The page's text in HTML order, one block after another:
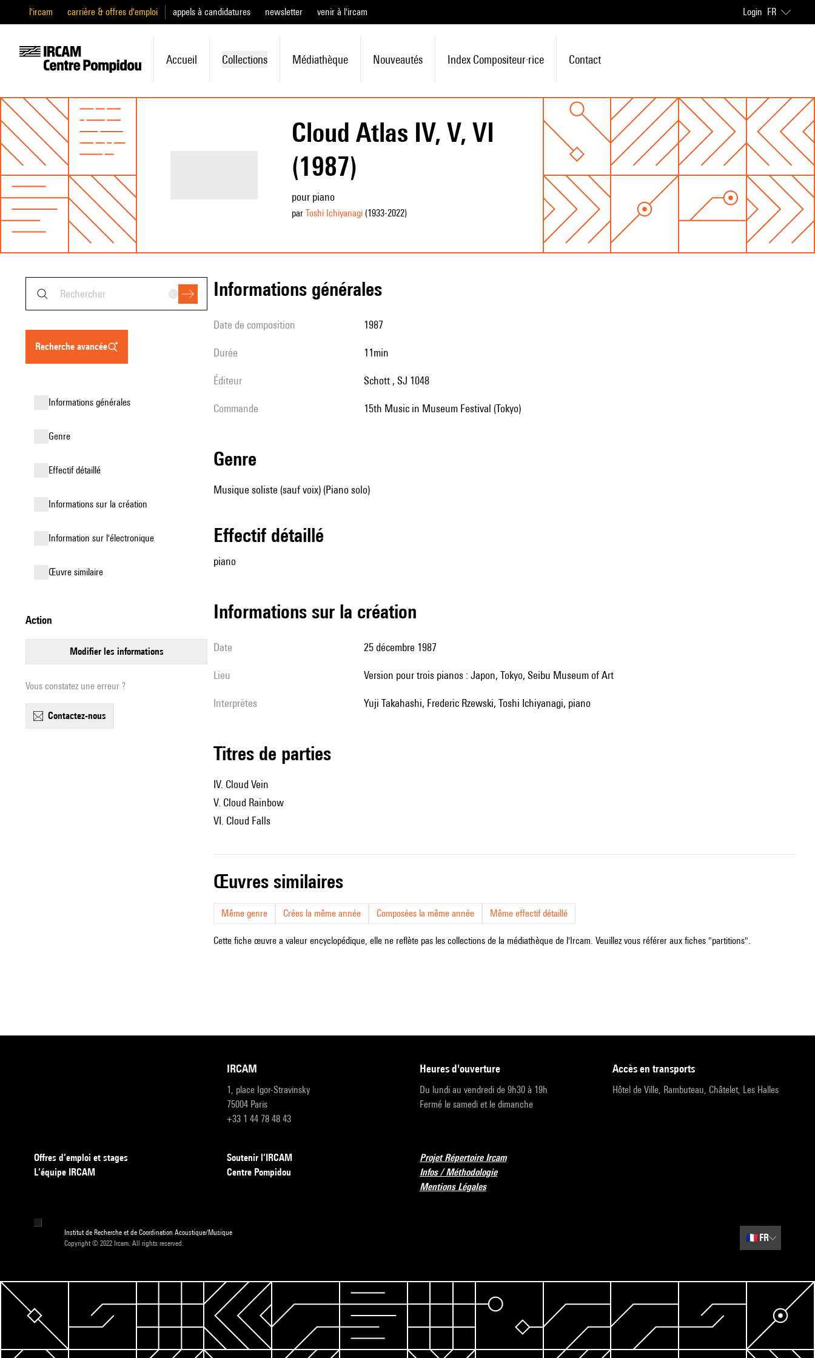
l'ircam carrière & offres d'emploi appels à candidatures newsletter venir à l'ircam Login FR
Accueil Collections Médiathèque Nouveautés Index Compositeur·rice Contact
Cloud Atlas IV, V, VI
(1987)
pour piano
par Toshi Ichiyanagi(1933-2022)
recherche avancée
informations générales
genre
effectif détaillé
informations sur la création
Information sur l'électronique
œuvre similaire
action
modifier les informations
Vous constatez une erreur ?
contactez-nous
informations générales
date de composition 1987
durée 11min
éditeur Schott , SJ 1048
Commande 15th Music in Museum Festival (Tokyo)
genre
Musique soliste (sauf voix) (Piano solo)
effectif détaillé
piano
informations sur la création
date 25 décembre 1987
lieu version pour trois pianos : Japon, Tokyo, Seibu Museum of Art
interprètes Yuji Takahashi, Frederic Rzewski, Toshi Ichiyanagi, piano
Titres de parties
IV. Cloud Vein
V. Cloud Rainbow
VI. Cloud Falls
œuvres similaires
Même genre Crées la même année Composées la même année Même effectif détaillé
Cette fiche œuvre a valeur encyclopédique, elle ne reflète pas les collections de la médiathèque de l'Ircam. Veuillez vous référer aux fiches "partitions".
IRCAM
1, place Igor-Stravinsky
75004 Paris
+33 1 44 78 48 43
heures d'ouverture
Du lundi au vendredi de 9h30 à 19h
Fermé le samedi et le dimanche
accès en transports
Hôtel de Ville, Rambuteau, Châtelet, Les Halles
Offres d’emploi et stages
L’équipe IRCAM
Soutenir l’IRCAM
Centre Pompidou
Projet Répertoire Ircam
Infos / Méthodologie
Mentions Légales
Institut de Recherche et de Coordination Acoustique/Musique
Copyright © 2022 Ircam. All rights reserved.
🇫🇷 FR